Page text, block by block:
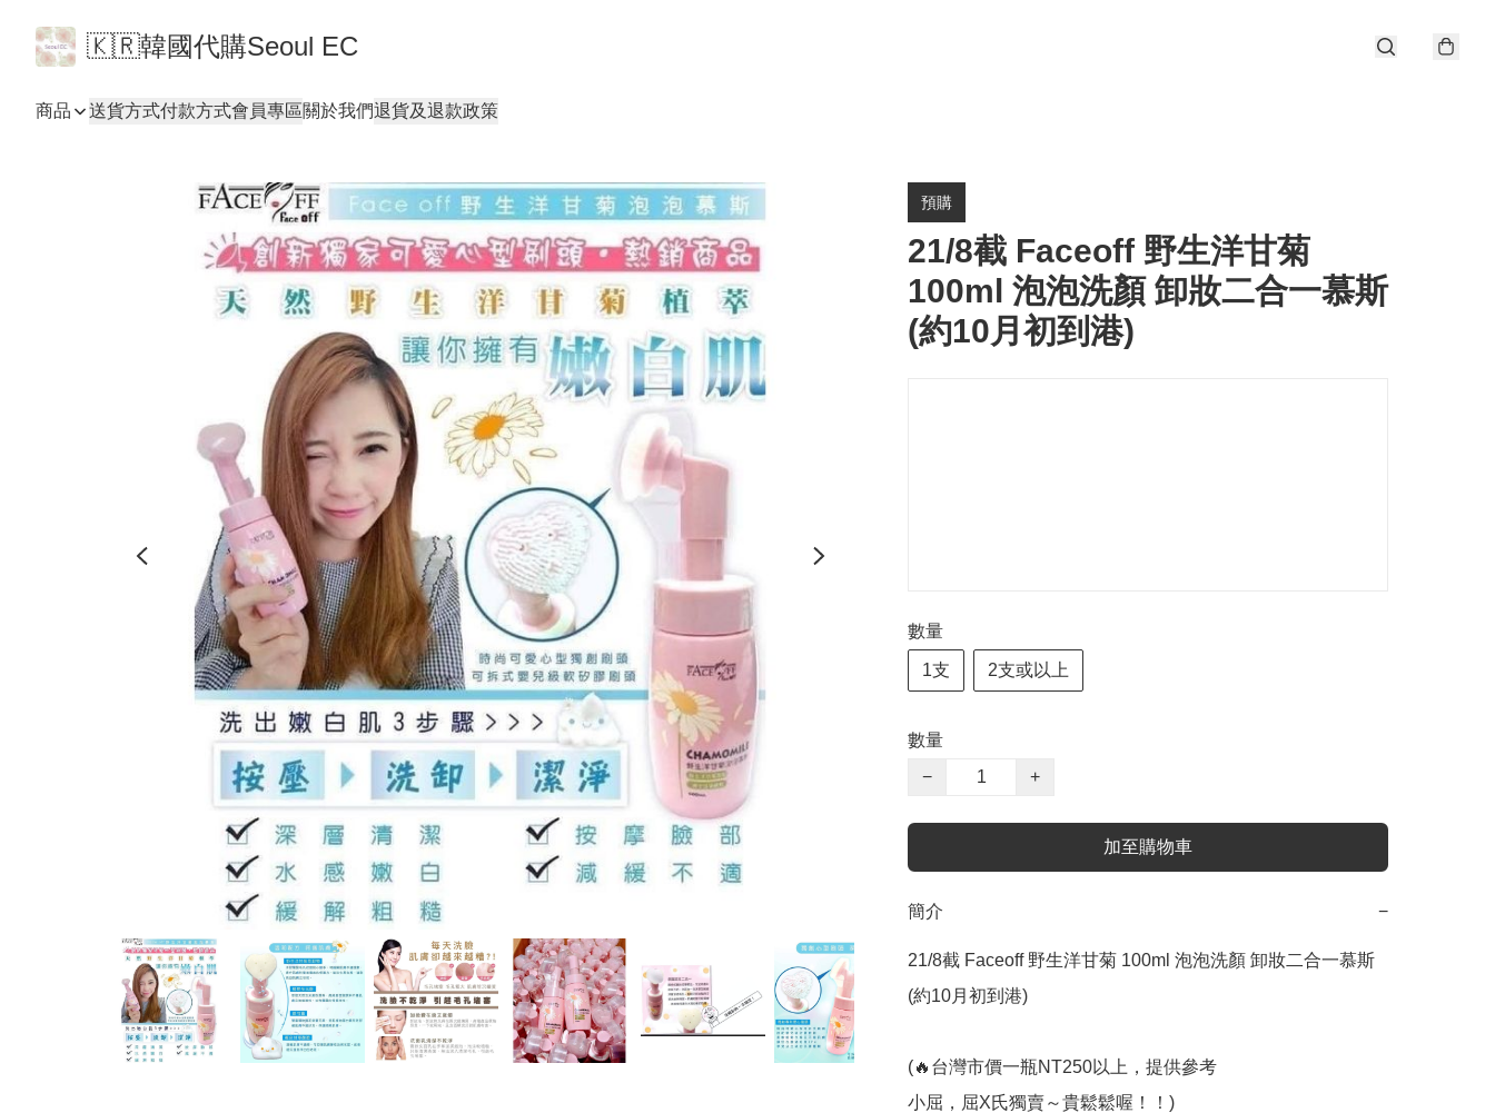
🇰🇷韓國代購Seoul EC
商品 送貨方式付款方式會員專區關於我們退貨及退款政策
預購
21/8截 Faceoff 野生洋甘菊
100ml 泡泡洗顏 卸妝二合一慕斯
(約10月初到港)
數量
1支 2支或以上
數量
−
+
加至購物車
簡介 −
21/8截 Faceoff 野生洋甘菊 100ml 泡泡洗顏 卸妝二合一慕斯
(約10月初到港)
(🔥台灣市價一瓶NT250以上，提供參考
小屈，屈X氏獨賣～貴鬆鬆喔！！)